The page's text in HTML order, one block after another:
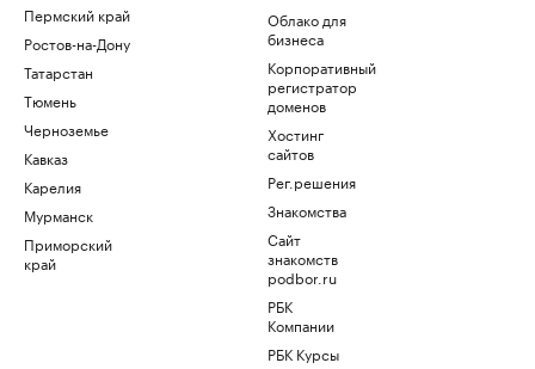
Пермский край
Ростов-на-Дону
Татарстан
Тюмень
Черноземье
Кавказ
Карелия
Мурманск
Приморский
край
Облако для
бизнеса
Корпоративный
регистратор
доменов
Хостинг
сайтов
Рег.решения
Знакомства
Сайт
знакомств
podbor.ru
РБК
Компании
РБК Курсы